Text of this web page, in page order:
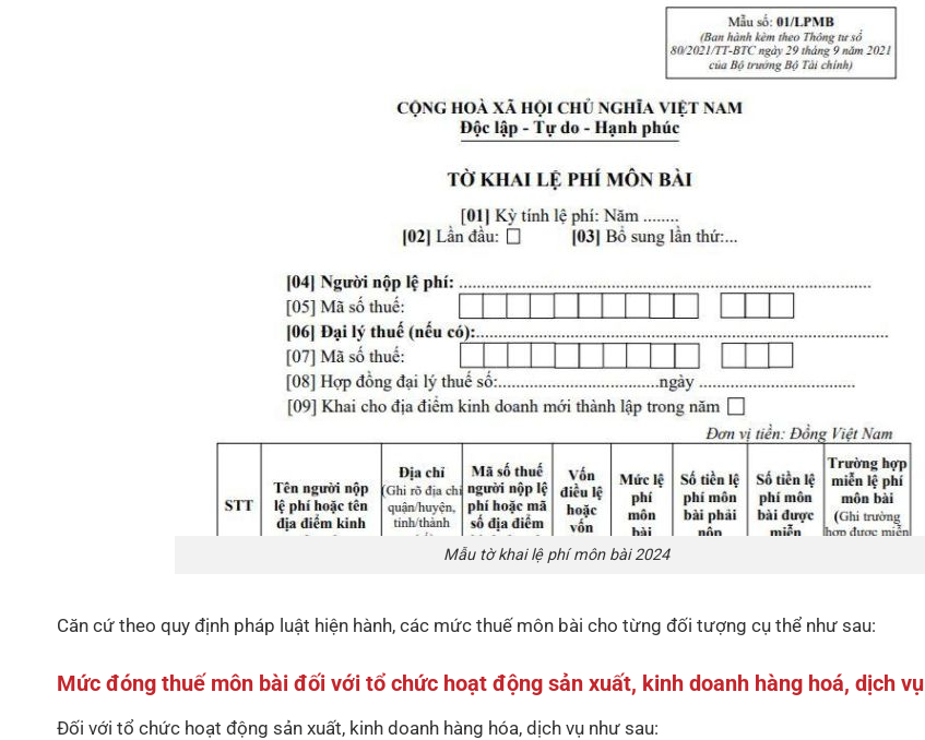
Mẫu tờ khai lệ phí môn bài 2024
Căn cứ theo quy định pháp luật hiện hành, các mức thuế môn bài cho từng đối tượng cụ thể như sau:
Mức đóng thuế môn bài đối với tổ chức hoạt động sản xuất, kinh doanh hàng hoá, dịch vụ
Đối với tổ chức hoạt động sản xuất, kinh doanh hàng hóa, dịch vụ như sau: